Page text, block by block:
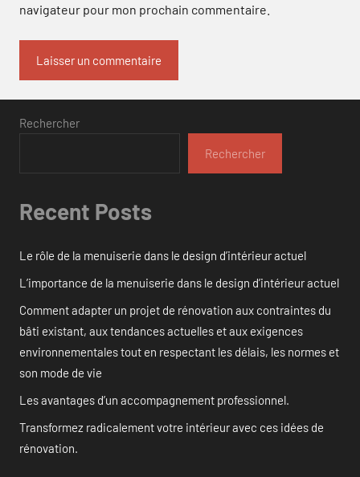
navigateur pour mon prochain commentaire.
Rechercher
Rechercher
Recent Posts
Le rôle de la menuiserie dans le design d’intérieur actuel
L’importance de la menuiserie dans le design d’intérieur actuel
Comment adapter un projet de rénovation aux contraintes du
bâti existant, aux tendances actuelles et aux exigences
environnementales tout en respectant les délais, les normes et
son mode de vie
Les avantages d’un accompagnement professionnel.
Transformez radicalement votre intérieur avec ces idées de
rénovation.